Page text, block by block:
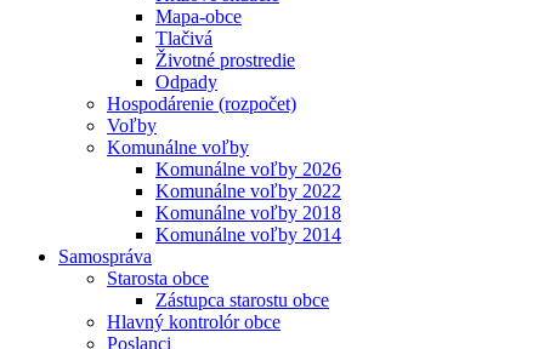
Mapa-obce
Tlačivá
Životné prostredie
Odpady
Hospodárenie (rozpočet)
Voľby
Komunálne voľby
Komunálne voľby 2026
Komunálne voľby 2022
Komunálne voľby 2018
Komunálne voľby 2014
Samospráva
Starosta obce
Zástupca starostu obce
Hlavný kontrolór obce
Poslanci